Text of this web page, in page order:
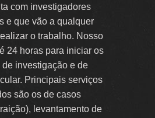
com investigadores
e que vão a qualquer
o trabalho. Nosso
24 horas para iniciar os
investigação e de
Principais serviços
são os de casos
levantamento de